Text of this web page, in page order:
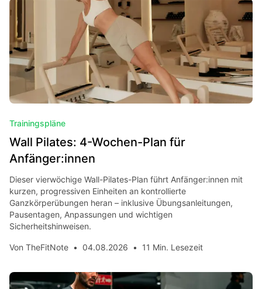
Trainingspläne
Wall Pilates: 4-Wochen-Plan für
Anfänger:innen
Dieser vierwöchige Wall-Pilates-Plan führt Anfänger:innen mit
kurzen, progressiven Einheiten an kontrollierte
Ganzkörperübungen heran – inklusive Übungsanleitungen,
Pausentagen, Anpassungen und wichtigen
Sicherheitshinweisen.
Von TheFitNote • 04.08.2026 • 11 Min. Lesezeit